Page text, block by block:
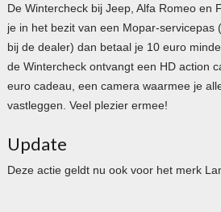
De Wintercheck bij Jeep, Alfa Romeo en
je in het bezit van een Mopar-servicepas
bij de dealer) dan betaal je 10 euro
de Wintercheck ontvangt een HD action
euro cadeau, een camera waarmee je
vastleggen. Veel plezier ermee!
Update
Deze actie geldt nu ook voor het merk